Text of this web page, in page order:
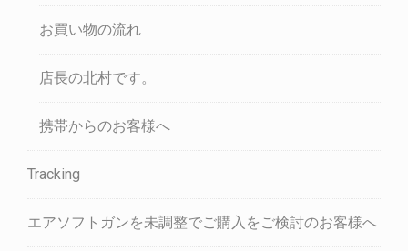
お買い物の流れ
店長の北村です。
携帯からのお客様へ
Tracking
エアソフトガンを未調整でご購入をご検討のお客様へ